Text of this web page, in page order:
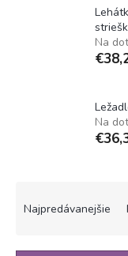
Na
Na
Najpredávanejšie